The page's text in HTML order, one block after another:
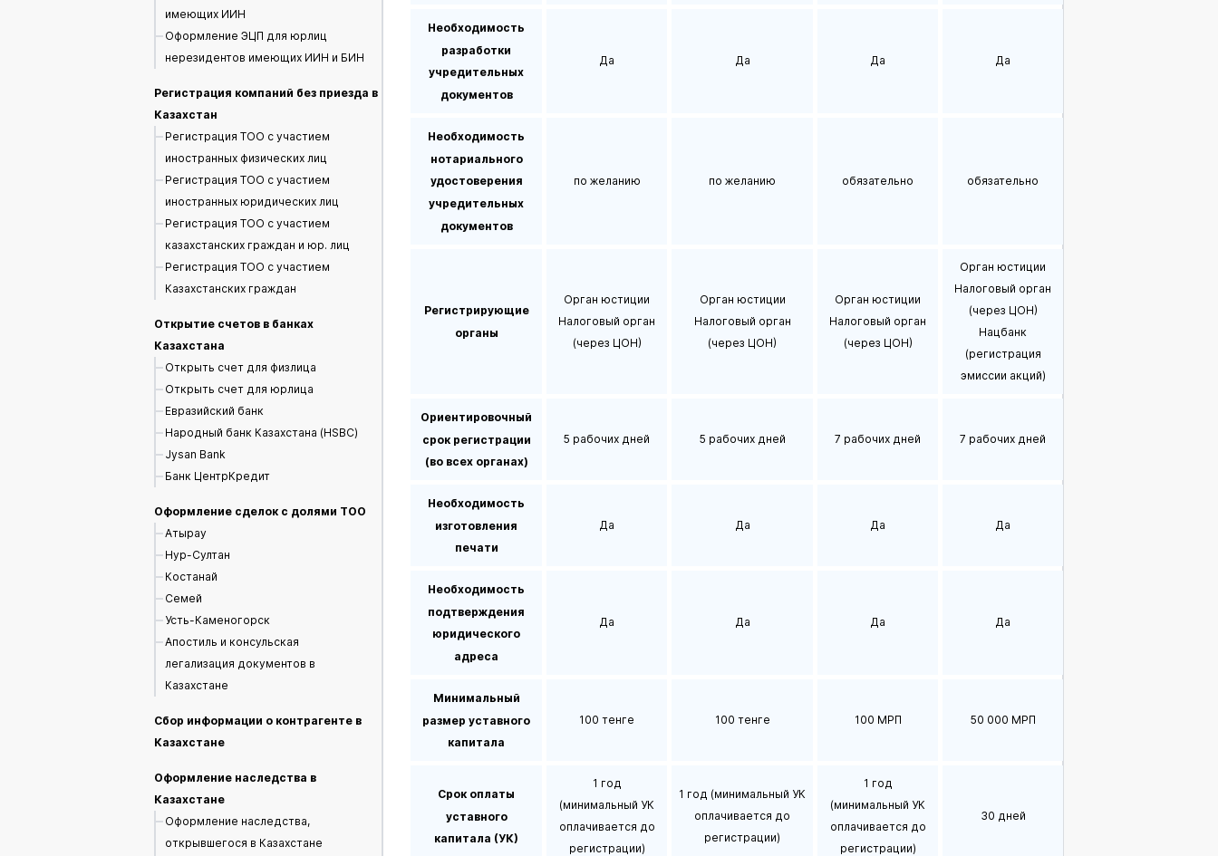
имеющих ИИН
Оформление ЭЦП для юрлиц
нерезидентов имеющих ИИН и БИН
Регистрация компаний без приезда в
Казахстан
Регистрация ТОО с участием
иностранных физических лиц
Регистрация ТОО с участием
иностранных юридических лиц
Регистрация ТОО с участием
казахстанских граждан и юр. лиц
Регистрация ТОО с участием
Казахстанских граждан
Открытие счетов в банках
Казахстана
Открыть счет для физлица
Открыть счет для юрлица
Евразийский банк
Народный банк Казахстана (HSBC)
Jysan Bank
Банк ЦентрКредит
Оформление сделок с долями ТОО
Атырау
Нур-Султан
Костанай
Семей
Усть-Каменогорск
Апостиль и консульская
легализация документов в
Казахстане
Сбор информации о контрагенте в
Казахстане
Оформление наследства в
Казахстане
Оформление наследства,
открывшегося в Казахстане
Необходимость
разработки
учредительных
документов
Да Да Да Да
Необходимость
нотариального
удостоверения
учредительных
документов
по желанию по желанию обязательно обязательно
Регистрирующие
органы
Орган юстиции
Налоговый орган
(через ЦОН)
Орган юстиции
Налоговый орган
(через ЦОН)
Орган юстиции
Налоговый орган
(через ЦОН)
Орган юстиции
Налоговый орган
(через ЦОН)
Нацбанк
(регистрация
эмиссии акций)
Ориентировочный
срок регистрации
(во всех органах)
5 рабочих дней 5 рабочих дней 7 рабочих дней 7 рабочих дней
Необходимость
изготовления
печати
Да Да Да Да
Необходимость
подтверждения
юридического
адреса
Да Да Да Да
Минимальный
размер уставного
капитала
100 тенге 100 тенге 100 МРП 50 000 МРП
Срок оплаты
уставного
капитала (УК)
1 год
(минимальный УК
оплачивается до
регистрации)
1 год (минимальный УК
оплачивается до
регистрации)
1 год
(минимальный УК
оплачивается до
регистрации)
30 дней